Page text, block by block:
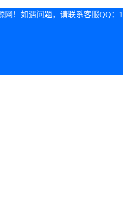
网！如遇问题，请联系客服QQ：